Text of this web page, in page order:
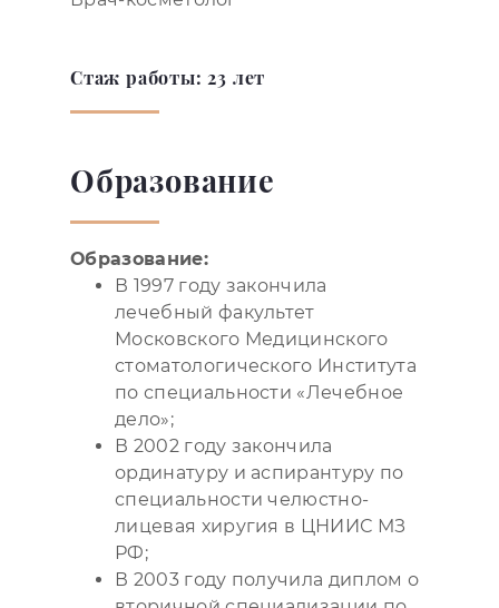
Стаж работы: 23 лет
Образование
Образование:
В 1997 году закончила
лечебный факультет
Московского Медицинского
стоматологического Института
по специальности «Лечебное
дело»;
В 2002 году закончила
ординатуру и аспирантуру по
специальности челюстно-
лицевая хиругия в ЦНИИС МЗ
РФ;
В 2003 году получила диплом о